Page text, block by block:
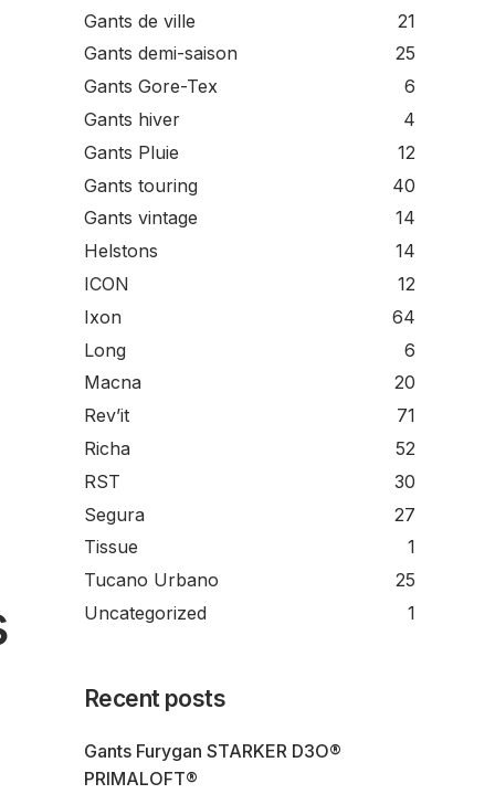
Gants de ville
21
Gants demi-saison
25
Gants Gore-Tex
6
Gants hiver
4
Gants Pluie
12
Gants touring
40
Gants vintage
14
Helstons
14
ICON
12
Ixon
64
Long
6
Macna
20
Rev’it
71
Richa
52
RST
30
Segura
27
Tissue
1
Tucano Urbano
25
Uncategorized
1
Recent posts
Gants Furygan STARKER D3O®
PRIMALOFT®